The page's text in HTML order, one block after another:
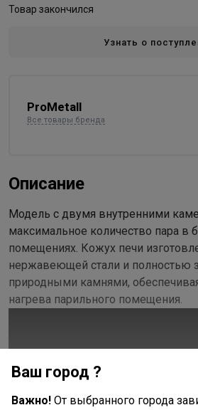
Товар закончился
Узнать о
ProMetall
Все товары бренда
Описание
Модель с двумя внутренними
максимальное количество пара в
помещениях. Кожух печи
нержавеющей стали и полностью
природными камнями,
нагрева парильного помещения.
Ваш город ?
Важно! От выбранного города